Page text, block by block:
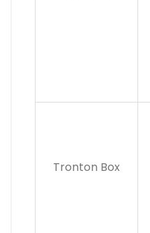
Tronton Box